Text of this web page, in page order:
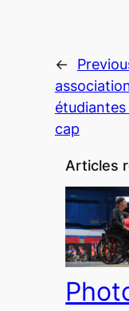
←
cap
Articles